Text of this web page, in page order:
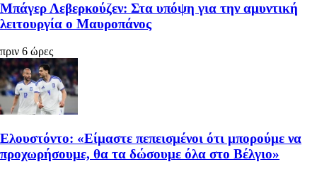
Μπάγερ Λεβερκούζεν: Στα υπόψη για την αμυντική
λειτουργία ο Μαυροπάνος
πριν 6 ώρες
Ελουστόντο: «Είμαστε πεπεισμένοι ότι μπορούμε να
προχωρήσουμε, θα τα δώσουμε όλα στο Βέλγιο»